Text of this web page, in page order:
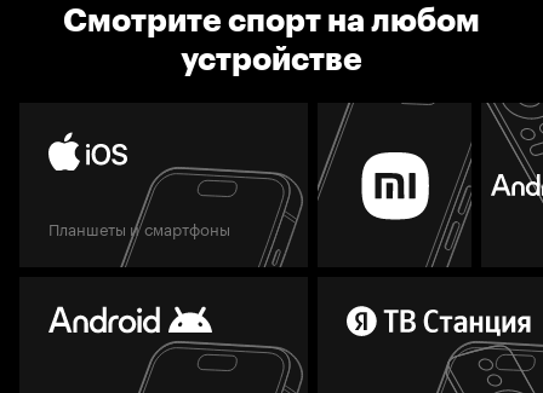
Смотрите спорт на любом
устройстве
Планшеты и смартфоны